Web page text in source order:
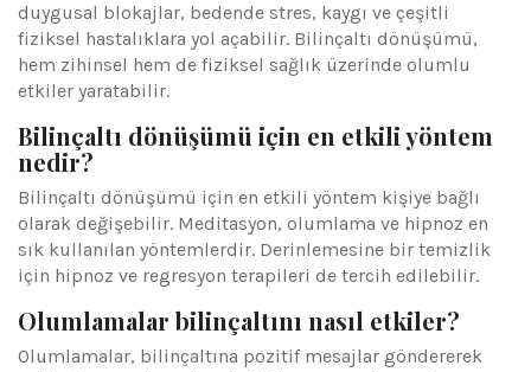
duygusal blokajlar, bedende stres, kaygı ve çeşitli
fiziksel hastalıklara yol açabilir. Bilinçaltı dönüşümü,
hem zihinsel hem de fiziksel sağlık üzerinde olumlu
etkiler yaratabilir.
Bilinçaltı dönüşümü için en etkili yöntem
nedir?
Bilinçaltı dönüşümü için en etkili yöntem kişiye bağlı
olarak değişebilir. Meditasyon, olumlama ve hipnoz en
sık kullanılan yöntemlerdir. Derinlemesine bir temizlik
için hipnoz ve regresyon terapileri de tercih edilebilir.
Olumlamalar bilinçaltını nasıl etkiler?
Olumlamalar, bilinçaltına pozitif mesajlar göndererek